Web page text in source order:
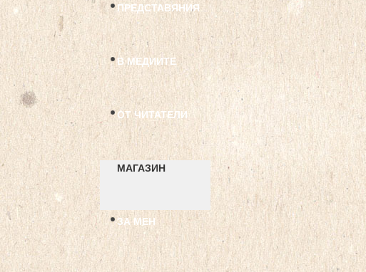
ПРЕДСТАВЯНИЯ
В МЕДИИТЕ
ОТ ЧИТАТЕЛИ
МАГАЗИН
ЗА МЕН